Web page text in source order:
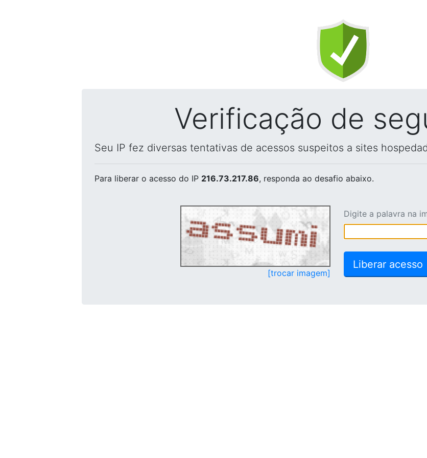
Verificação de
Seu IP fez diversas tentativas de acessos suspeitos a sites
Para liberar o acesso do IP 216.73.217.86, responda ao desafio abaixo.
[trocar imagem]
Digite a palavra na